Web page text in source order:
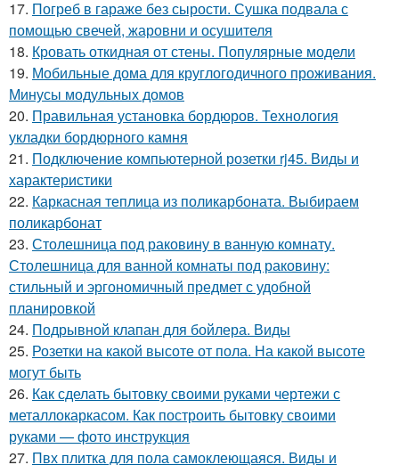
17. Погреб в гараже без сырости. Сушка подвала с
помощью свечей, жаровни и осушителя
18. Кровать откидная от стены. Популярные модели
19. Мобильные дома для круглогодичного проживания.
Минусы модульных домов
20. Правильная установка бордюров. Технология
укладки бордюрного камня
21. Подключение компьютерной розетки rj45. Виды и
характеристики
22. Каркасная теплица из поликарбоната. Выбираем
поликарбонат
23. Столешница под раковину в ванную комнату.
Столешница для ванной комнаты под раковину:
стильный и эргономичный предмет с удобной
планировкой
24. Подрывной клапан для бойлера. Виды
25. Розетки на какой высоте от пола. На какой высоте
могут быть
26. Как сделать бытовку своими руками чертежи с
металлокаркасом. Как построить бытовку своими
руками — фото инструкция
27. Пвх плитка для пола самоклеющаяся. Виды и